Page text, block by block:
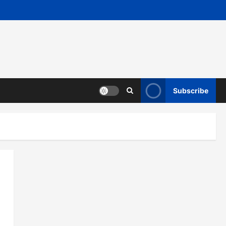
Subscribe